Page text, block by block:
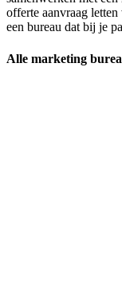
offerte aanvraag
een bureau dat bij je
Alle marketing